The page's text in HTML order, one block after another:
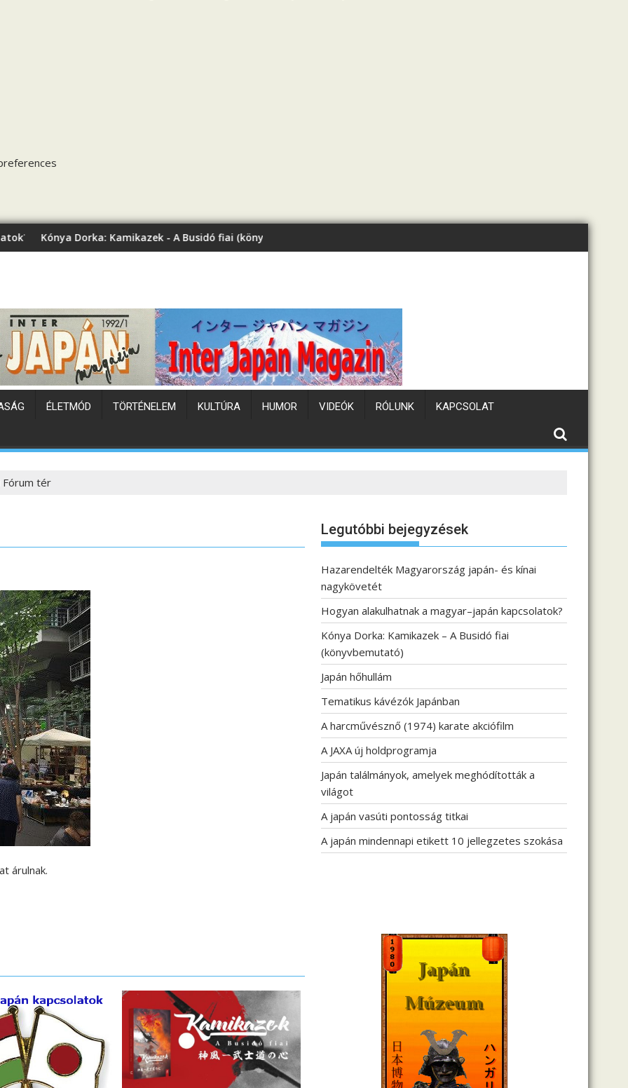
Kamikazek - A Busidó fiai (könyvbemutató)Japán hőhullám
ÉLETMÓD TÖRTÉNELEM KULTÚRA HUMOR VIDEÓK RÓLUNK KAPCSOLAT
Fórum tér
árulnak.
Legutóbbi bejegyzések
Hazarendelték Magyarország japán- és kínai
nagykövetét
Hogyan alakulhatnak a magyar–japán kapcsolatok?
Kónya Dorka: Kamikazek – A Busidó fiai
(könyvbemutató)
Japán hőhullám
Tematikus kávézók Japánban
A harcművésznő (1974) karate akciófilm
A JAXA új holdprogramja
Japán találmányok, amelyek meghódították a
világot
A japán vasúti pontosság titkai
A japán mindennapi etikett 10 jellegzetes szokása